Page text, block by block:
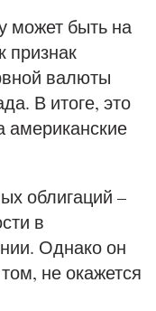
может быть на
признак
валюты
В итоге, это
американские
облигаций –
в
Однако он
не окажется